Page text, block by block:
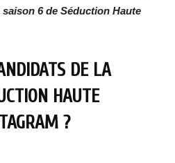
6 de Séduction Haute
DE LA
HAUTE
?